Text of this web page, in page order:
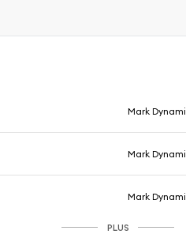
Mark
Mark
Mark
PLUS